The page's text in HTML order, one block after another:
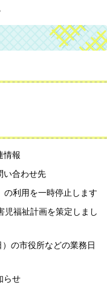
情報
い合わせ先
利用を一時停止します
児福祉計画を策定しまし
の市役所などの業務日
らせ